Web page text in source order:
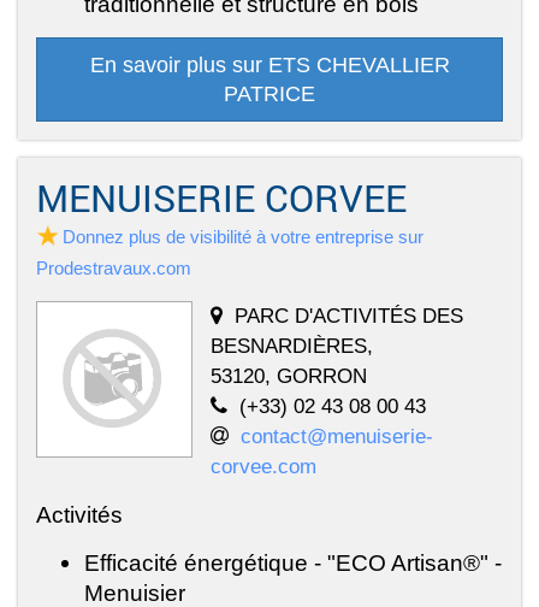
En savoir plus sur ETS CHEVALLIER
PATRICE
MENUISERIE CORVEE
Donnez plus de visibilité à votre entreprise sur
Prodestravaux.com
PARC D'ACTIVITÉS DES
BESNARDIÈRES,
53120, GORRON
(+33) 02 43 08 00 43
contact@menuiserie-
corvee.com
Activités
Efficacité énergétique - "ECO Artisan®" -
Menuisier